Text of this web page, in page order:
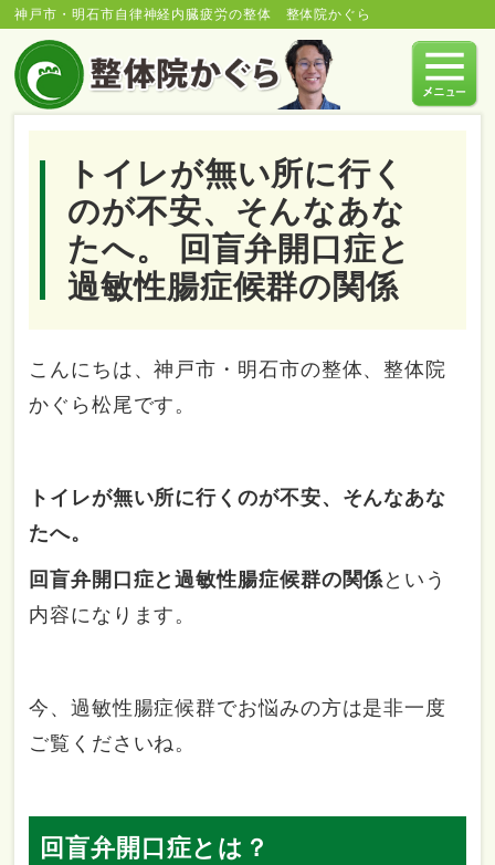
神戸市・明石市自律神経内臓疲労の整体 整体院かぐら
トイレが無い所に行く
のが不安、そんなあな
たへ。 回盲弁開口症と
過敏性腸症候群の関係
こんにちは、神戸市・明石市の整体、整体院
かぐら松尾です。
トイレが無い所に行くのが不安、そんなあな
たへ。
回盲弁開口症と過敏性腸症候群の関係 という
内容になります。
今、過敏性腸症候群でお悩みの方は是非一度
ご覧くださいね。
回盲弁開口症とは？